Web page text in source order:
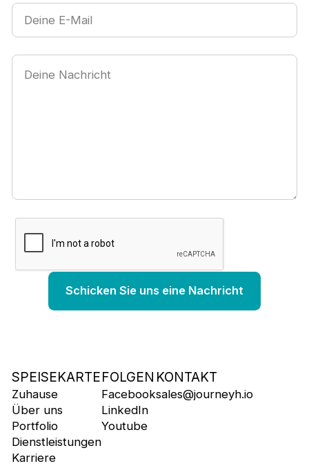
SPEISEKARTE
Zuhause
Über uns
Portfolio
Dienstleistungen
Karriere
FOLGEN
Facebook
LinkedIn
Youtube
KONTAKT
sales@journeyh.io